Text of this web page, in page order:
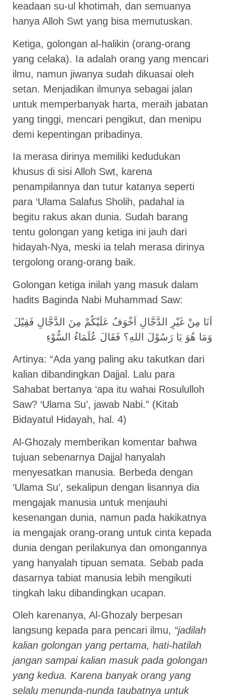
keadaan su-ul khotimah, dan semuanya
hanya Alloh Swt yang bisa memutuskan.
Ketiga, golongan al-halikin (orang-orang
yang celaka). Ia adalah orang yang mencari
ilmu, namun jiwanya sudah dikuasai oleh
setan. Menjadikan ilmunya sebagai jalan
untuk memperbanyak harta, meraih jabatan
yang tinggi, mencari pengikut, dan menipu
demi kepentingan pribadinya.
Ia merasa dirinya memiliki kedudukan
khusus di sisi Alloh Swt, karena
penampilannya dan tutur katanya seperti
para ‘Ulama Salafus Sholih, padahal ia
begitu rakus akan dunia. Sudah barang
tentu golongan yang ketiga ini jauh dari
hidayah-Nya, meski ia telah merasa dirinya
tergolong orang-orang baik.
Golongan ketiga inilah yang masuk dalam
hadits Baginda Nabi Muhammad Saw:
اَنَا مِنْ غَيْرِ الدَّجَّالِ اَخْوَفُ عَلَيْكُمْ مِنَ الدَّجَّالِ فَقِيْلَ
وَمَا هُوَ يَا رَسُوْلَ اللهِ؟ فَقَالَ عُلَمَاءُ السُّوْءِ
Artinya: “Ada yang paling aku takutkan dari
kalian dibandingkan Dajjal. Lalu para
Sahabat bertanya ‘apa itu wahai Rosululloh
Saw? ‘Ulama Su’, jawab Nabi.” (Kitab
Bidayatul Hidayah, hal. 4)
Al-Ghozaly memberikan komentar bahwa
tujuan sebenarnya Dajjal hanyalah
menyesatkan manusia. Berbeda dengan
‘Ulama Su’, sekalipun dengan lisannya dia
mengajak manusia untuk menjauhi
kesenangan dunia, namun pada hakikatnya
ia mengajak orang-orang untuk cinta kepada
dunia dengan perilakunya dan omongannya
yang hanyalah tipuan semata. Sebab pada
dasarnya tabiat manusia lebih mengikuti
tingkah laku dibandingkan ucapan.
Oleh karenanya, Al-Ghozaly berpesan
langsung kepada para pencari ilmu, “jadilah
kalian golongan yang pertama, hati-hatilah
jangan sampai kalian masuk pada golongan
yang kedua. Karena banyak orang yang
selalu menunda-nunda taubatnya untuk